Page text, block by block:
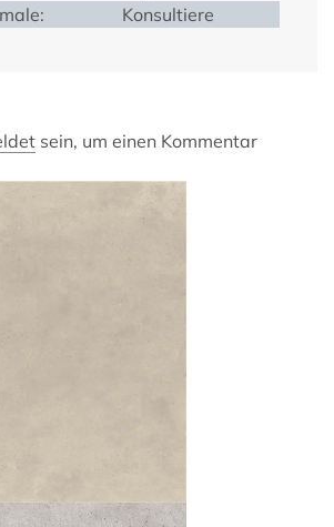
Konsultiere
sein, um einen Kommentar